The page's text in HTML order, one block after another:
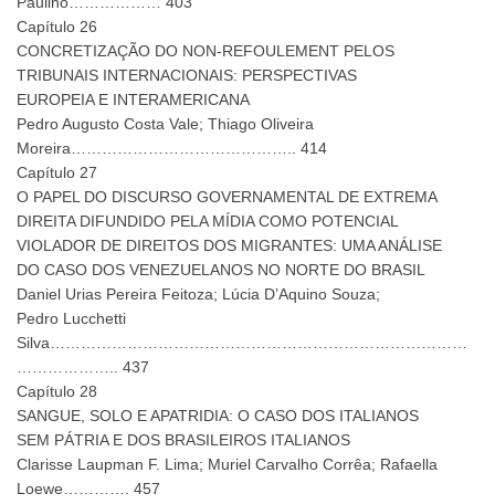
Capítulo 26
CONCRETIZAÇÃO DO NON-REFOULEMENT PELOS
TRIBUNAIS INTERNACIONAIS: PERSPECTIVAS
EUROPEIA E INTERAMERICANA
Pedro Augusto Costa Vale; Thiago Oliveira
Moreira…………………………………….. 414
Capítulo 27
O PAPEL DO DISCURSO GOVERNAMENTAL DE EXTREMA
DIREITA DIFUNDIDO PELA MÍDIA COMO POTENCIAL
VIOLADOR DE DIREITOS DOS MIGRANTES: UMA ANÁLISE
DO CASO DOS VENEZUELANOS NO NORTE DO BRASIL
Daniel Urias Pereira Feitoza; Lúcia D’Aquino Souza;
Pedro Lucchetti
Silva………………………………………………………………………
……………….. 437
Capítulo 28
SANGUE, SOLO E APATRIDIA: O CASO DOS ITALIANOS
SEM PÁTRIA E DOS BRASILEIROS ITALIANOS
Clarisse Laupman F. Lima; Muriel Carvalho Corrêa; Rafaella
Loewe…………. 457